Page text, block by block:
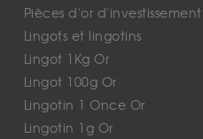
Pièces d'or d'investissement
Lingots et lingotins
Lingot 1Kg Or
Lingot 100g Or
Lingotin 1 Once Or
Lingotin 1g Or